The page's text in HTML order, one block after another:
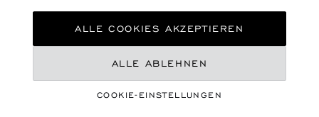
COOKIE-RICHTLINIE
COOKIE-EINSTELLUNGEN
ALLE ABLEHNEN
ALLE COOKIES AKZEPTIEREN